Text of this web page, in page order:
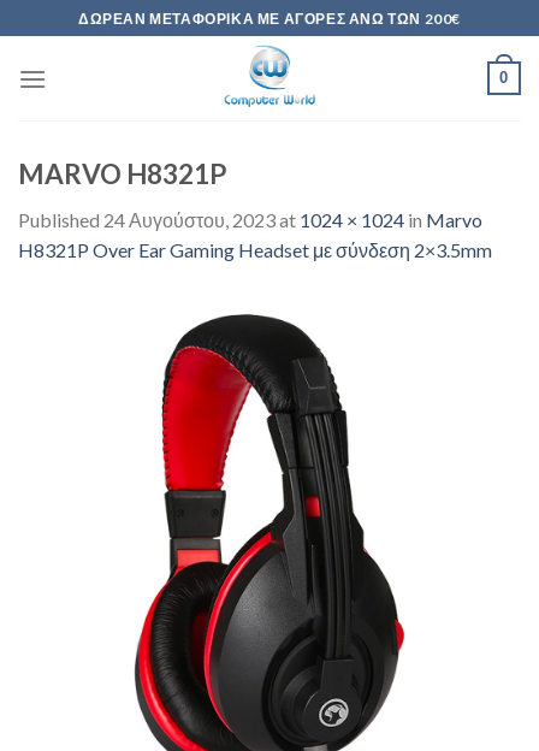
to
content
ΔΩΡΕΆΝ ΜΕΤΑΦΟΡΙΚΆ ΜΕ ΑΓΟΡΈΣ ΆΝΩ ΤΩΝ 200€
0
MARVO H8321P
Published 24 Αυγούστου, 2023at 1024 × 1024 in Marvo
H8321P Over Ear Gaming Headset με σύνδεση 2×3.5mm